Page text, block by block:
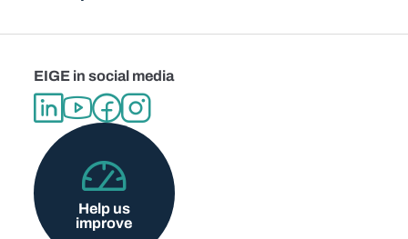
EIGE in social media
Help us
improve